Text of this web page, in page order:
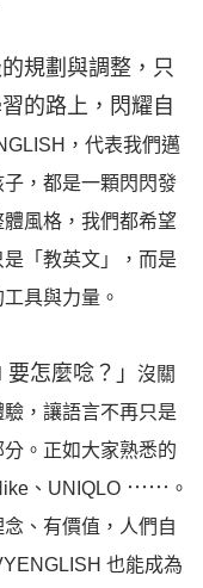
規劃與調整，只
的路上，閃耀自
，代表我們邁
，都是一顆閃閃發
風格，我們都希望
「教英文」，而是
具與力量。
怎麼唸？」 沒關
，讓語言不再只是
。 正如大家熟悉的
、UNIQLO ⋯⋯ 。
、有價值，人們自
也能成為